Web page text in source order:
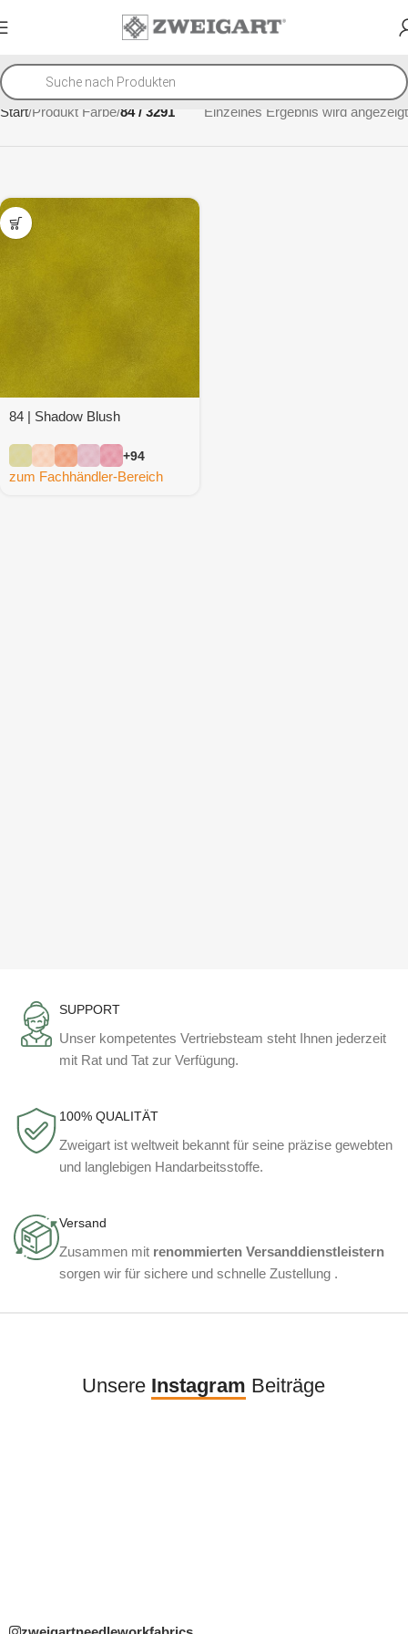
Start Produkt Farbe 84 / 3291 Einzelnes Ergebnis wird angezeigt
84 | Shadow Blush
+94
zum Fachhändler-Bereich
SUPPORT
Unser kompetentes Vertriebsteam steht Ihnen jederzeit
mit Rat und Tat zur Verfügung.
100% QUALITÄT
Zweigart ist weltweit bekannt für seine präzise gewebten
und langlebigen Handarbeitsstoffe.
Versand
Zusammen mit renommierten Versanddienstleistern
sorgen wir für sichere und schnelle Zustellung .
Unsere Instagram Beiträge